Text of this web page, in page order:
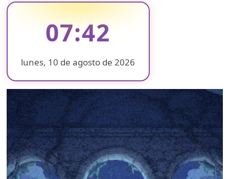
07:42
lunes, 10 de agosto de 2026
❄
❄
❄
❄
❄
❄
❄
❄
❄